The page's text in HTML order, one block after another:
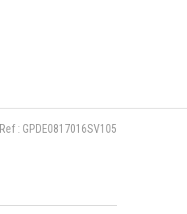
Ref : GPDE0817016SV105